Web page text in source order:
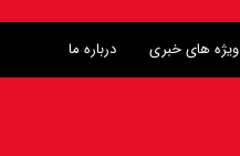
ویژه های خبری درباره ما